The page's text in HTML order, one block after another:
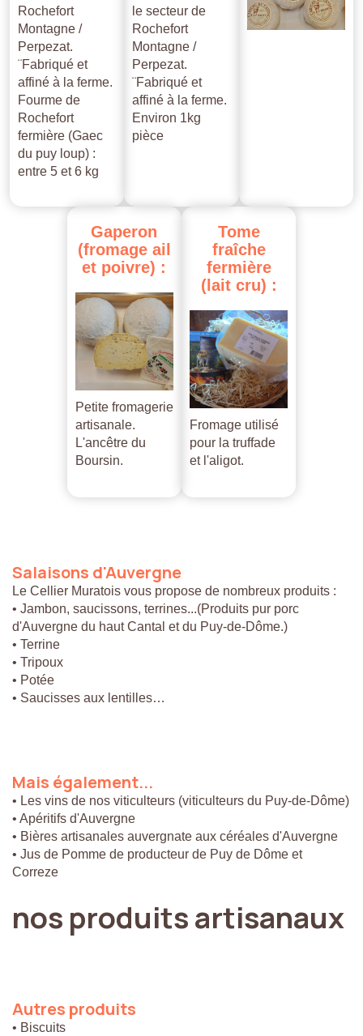
Rochefort
Montagne /
Perpezat.
¨Fabriqué et
affiné à la ferme.
Fourme de
Rochefort
fermière (Gaec
du puy loup) :
entre 5 et 6 kg
le secteur de
Rochefort
Montagne /
Perpezat.
¨Fabriqué et
affiné à la ferme.
Environ 1kg
pièce
Gaperon
(fromage ail
et poivre) :
Petite fromagerie
artisanale.
L'ancêtre du
Boursin.
Tome
fraîche
fermière
(lait cru) :
Fromage utilisé
pour la truffade
et l'aligot.
Salaisons d'Auvergne
Le Cellier Muratois vous propose de nombreux produits :
• Jambon, saucissons, terrines...(Produits pur porc
d'Auvergne du haut Cantal et du Puy-de-Dôme.)
• Terrine
• Tripoux
• Potée
• Saucisses aux lentilles…
Mais également...
• Les vins de nos viticulteurs (viticulteurs du Puy-de-Dôme)
• Apéritifs d'Auvergne
• Bières artisanales auvergnate aux céréales d'Auvergne
• Jus de Pomme de producteur de Puy de Dôme et
Correze
nos produitsartisanaux
Autres produits
• Biscuits